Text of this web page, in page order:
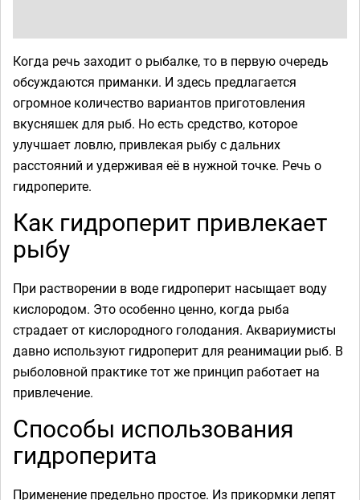
Когда речь заходит о рыбалке, то в первую очередь
обсуждаются приманки. И здесь предлагается
огромное количество вариантов приготовления
вкусняшек для рыб. Но есть средство, которое
улучшает ловлю, привлекая рыбу с дальних
расстояний и удерживая её в нужной точке. Речь о
гидроперите.
Как гидроперит привлекает
рыбу
При растворении в воде гидроперит насыщает воду
кислородом. Это особенно ценно, когда рыба
страдает от кислородного голодания. Аквариумисты
давно используют гидроперит для реанимации рыб. В
рыболовной практике тот же принцип работает на
привлечение.
Способы использования
гидроперита
Применение предельно простое. Из прикормки лепят